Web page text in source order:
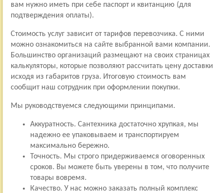
вам нужно иметь при себе паспорт и квитанцию (для
подтверждения оплаты).
Стоимость услуг зависит от тарифов перевозчика. С ними
можно ознакомиться на сайте выбранной вами компании.
Большинство организаций размещают на своих страницах
калькуляторы, которые позволяют рассчитать цену доставки
исходя из габаритов груза. Итоговую стоимость вам
сообщит наш сотрудник при оформлении покупки.
Мы руководствуемся следующими принципами.
Аккуратность. Сантехника достаточно хрупкая, мы
надежно ее упаковываем и транспортируем
максимально бережно.
Точность. Мы строго придерживаемся оговоренных
сроков. Вы можете быть уверены в том, что получите
товары вовремя.
Качество. У нас можно заказать полный комплекс